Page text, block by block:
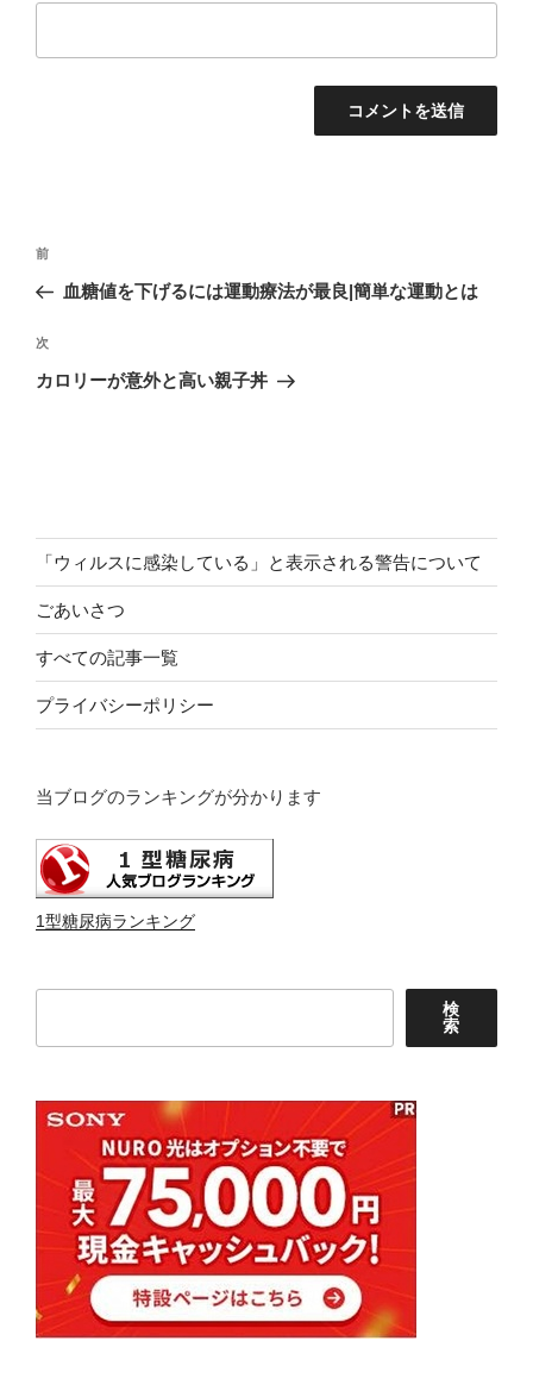
投
ナ
ビ
ゲ
前
の
稿
前
血糖値を下げるには運動療法が最良|簡単な運動とは
次
の
次
カロリーが意外と高い親子丼
「ウィルスに感染している」と表示される警告について
ごあいさつ
すべての記事一覧
プライバシーポリシー
当ブログのランキングが分かります
1型糖尿病ランキング
検
索